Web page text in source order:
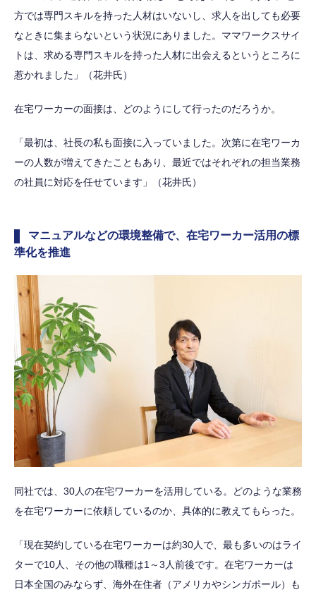
方では専門スキルを持った人材はいないし、求人を出しても必要
なときに集まらないという状況にありました。ママワークスサイ
トは、求める専門スキルを持った人材に出会えるというところに
惹かれました」（花井氏）
在宅ワーカーの面接は、どのようにして行ったのだろうか。
「最初は、社長の私も面接に入っていました。次第に在宅ワーカ
ーの人数が増えてきたこともあり、最近ではそれぞれの担当業務
の社員に対応を任せています」（花井氏）
マニュアルなどの環境整備で、在宅ワーカー活用の標
準化を推進
同社では、30人の在宅ワーカーを活用している。どのような業務
を在宅ワーカーに依頼しているのか、具体的に教えてもらった。
「現在契約している在宅ワーカーは約30人で、最も多いのはライ
ターで10人、その他の職種は1～3人前後です。在宅ワーカーは
日本全国のみならず、海外在住者（アメリカやシンガポール）も